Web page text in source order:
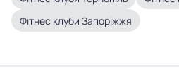
Фітнес клуби Запоріжжя